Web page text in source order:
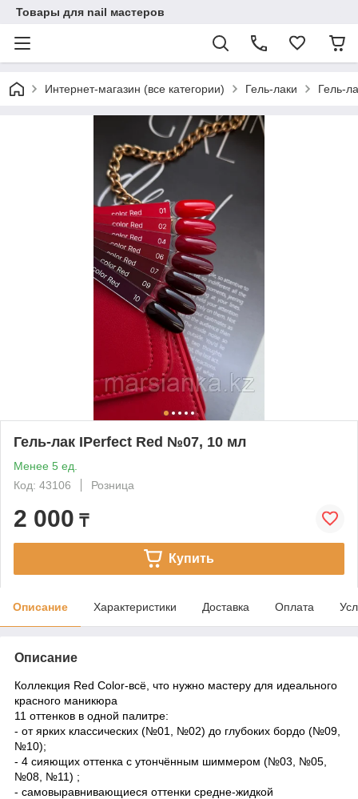
Товары для nail мастеров
Интернет-магазин (все категории) Гель-лаки Гель-
Гель-лак IPerfect Red №07, 10 мл
Менее 5 ед.
Код: 43106
Розница
2 000 ₸
Купить
Описание Характеристики Доставка Оплата
Описание
Коллекция Red Color-всё, что нужно мастеру для идеального
красного маникюра
11 оттенков в одной палитре:
- от ярких классических (№01, №02) до глубоких бордо (№09,
№10);
- 4 сияющих оттенка с утончённым шиммером (№03, №05,
№08, №11) ;
- самовыравнивающиеся оттенки средне-жидкой